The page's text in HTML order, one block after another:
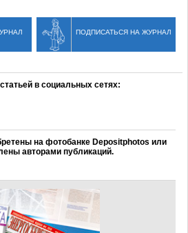
ПОДПИСАТЬСЯ НА ЖУРНАЛ
в социальных сетях:
на фотобанке Depositphotos или
авторами публикаций.